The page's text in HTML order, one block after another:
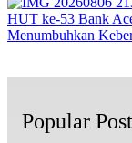
HUT ke-53 Bank
Menumbuhkan
Popular